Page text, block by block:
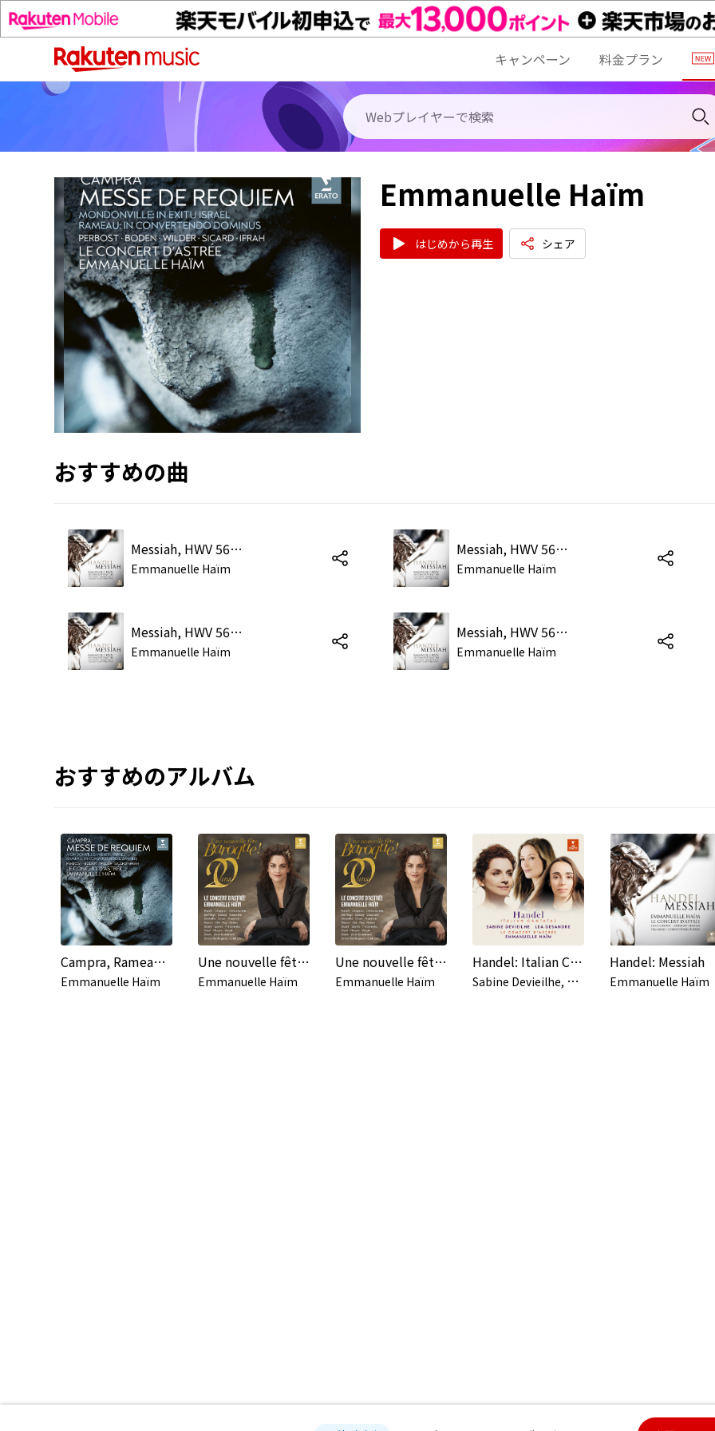
キャンペーン 料金プラン
Emmanuelle Haïm
はじめから再生 シェア
おすすめの曲
Messiah, HWV 56, Pt. 1, Scene 2: Accompagnato. "Thus Saith the Lord"
Emmanuelle Haïm
Messiah, HWV 56, Pt. 2, Scene 1: Aria. "He Was Despised and Rejected of Men"
Emmanuelle Haïm
Messiah, HWV 56, Pt. 2, Scene 1: Chorus. "All We Like Sheep Have Gone Astray"
Emmanuelle Haïm
Messiah, HWV 56, Pt. 2, Scene 3: Chorus. "Lift Up Your Heads"
Emmanuelle Haïm
おすすめのアルバム
Campra, Rameau, Mondonville
Emmanuelle Haïm
Une nouvelle fête baroque (Live)
Emmanuelle Haïm
Une nouvelle fête baroque - Rameau: Les Boréades, Suite: Rondeau vif (Live)
Emmanuelle Haïm
Handel: Italian Cantatas
S
abine Devieilhe, Lea Desandre & Emmanuelle Haïm
Handel: Messiah
Emmanuelle Haïm